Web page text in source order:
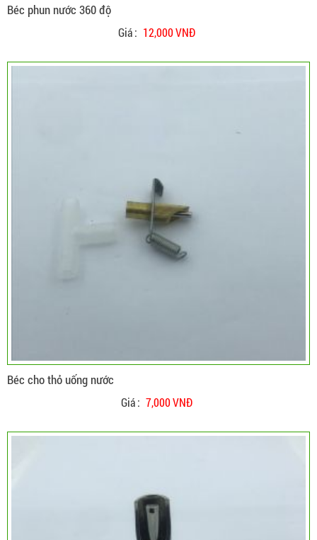
Béc phun nước 360 độ
Giá : 12,000 VNĐ
Béc cho thỏ uống nước
Giá : 7,000 VNĐ